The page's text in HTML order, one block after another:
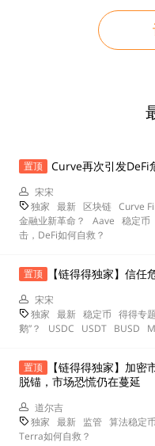
置顶 Curve再次引发DeFi
宋宋
独家 最新 区块链 Curve
金融业新革命？
Aave 稳定币
击，DeFi如何自救？
置顶 【链得得独家】信
宋宋
独家 最新 稳定币 得得专
鹅”？
USDC USDT BUSD
置顶
【链得得独家】加
脱锚，市场恐慌仍在蔓延
道尔吉
独家 最新 监管 算法稳定币
Terra如何自救？